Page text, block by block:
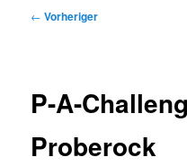
Beitragsnavigation
← Vorheriger
P-A-
Proberock